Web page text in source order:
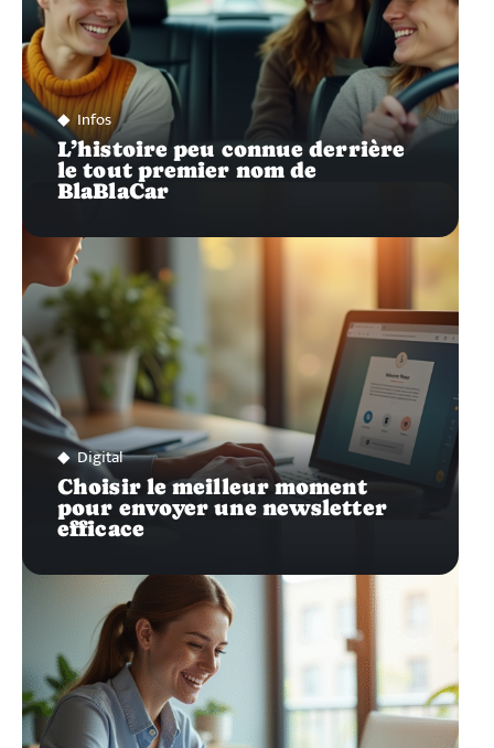
Infos
L’histoire peu connue derrière
le tout premier nom de
BlaBlaCar
Digital
Choisir le meilleur moment
pour envoyer une newsletter
efficace